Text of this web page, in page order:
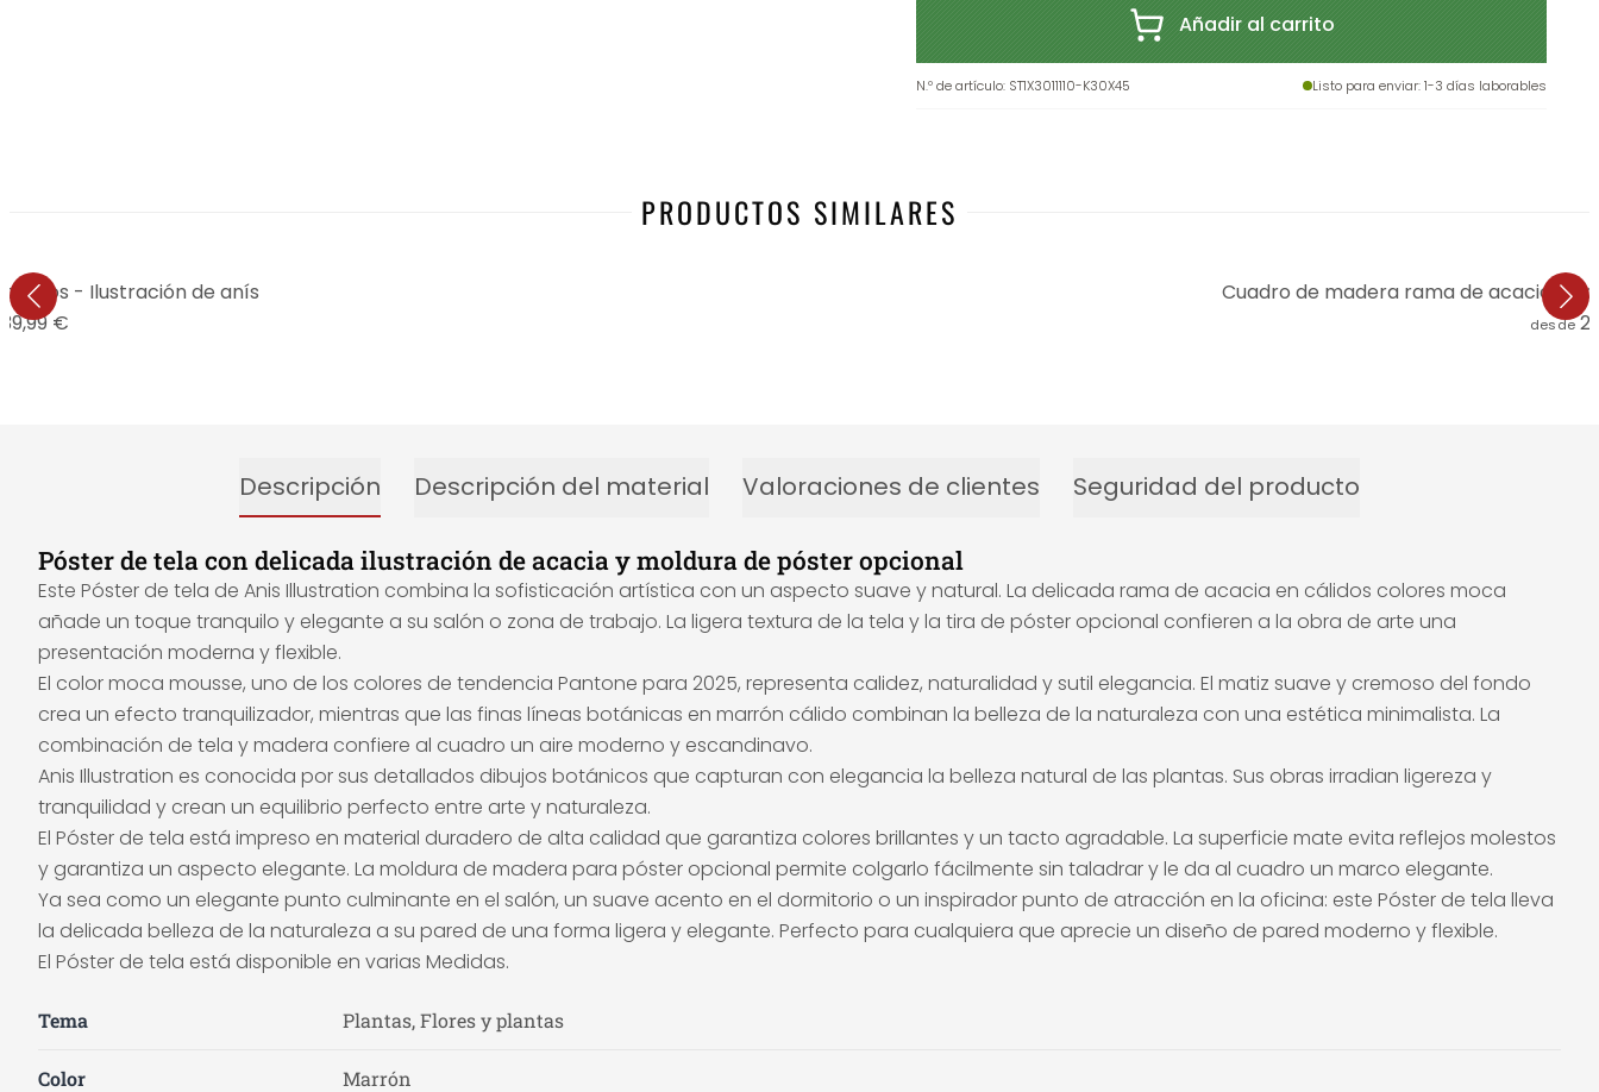
Añadir al carrito
N.º de artículo: ST1X3011110-K30X45 Listo para enviar: 1-3 días laborables
PRODUCTOS SIMILARES
- Ilustración de anís
39,99 €
Cuadro de madera rama de acacia en
desde
Descripción Descripción del material Valoraciones de clientes Seguridad del producto
Póster de tela con delicada ilustración de acacia y moldura de póster opcional
Este Póster de tela de Anis Illustration combina la sofisticación artística con un aspecto suave y natural. La delicada rama de acacia en cálidos colores moca
añade un toque tranquilo y elegante a su salón o zona de trabajo. La ligera textura de la tela y la tira de póster opcional confieren a la obra de arte una
presentación moderna y flexible.
El color moca mousse, uno de los colores de tendencia Pantone para 2025, representa calidez, naturalidad y sutil elegancia. El matiz suave y cremoso del fondo
crea un efecto tranquilizador, mientras que las finas líneas botánicas en marrón cálido combinan la belleza de la naturaleza con una estética minimalista. La
combinación de tela y madera confiere al cuadro un aire moderno y escandinavo.
Anis Illustration es conocida por sus detallados dibujos botánicos que capturan con elegancia la belleza natural de las plantas. Sus obras irradian ligereza y
tranquilidad y crean un equilibrio perfecto entre arte y naturaleza.
El Póster de tela está impreso en material duradero de alta calidad que garantiza colores brillantes y un tacto agradable. La superficie mate evita reflejos molestos
y garantiza un aspecto elegante. La moldura de madera para póster opcional permite colgarlo fácilmente sin taladrar y le da al cuadro un marco elegante.
Ya sea como un elegante punto culminante en el salón, un suave acento en el dormitorio o un inspirador punto de atracción en la oficina: este Póster de tela lleva
la delicada belleza de la naturaleza a su pared de una forma ligera y elegante. Perfecto para cualquiera que aprecie un diseño de pared moderno y flexible.
El Póster de tela está disponible en varias Medidas.
Tema Plantas, Flores y plantas
Color Marrón